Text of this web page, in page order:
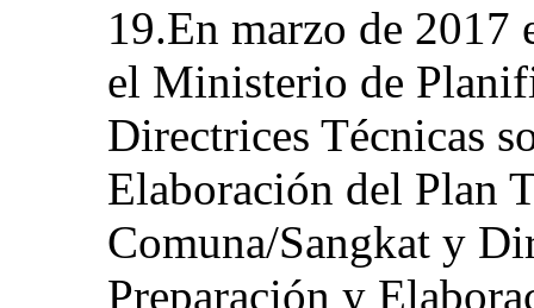
19.En marzo de
el Ministerio de
Directrices Técnicas
Elaboración del Plan
Comuna/Sangkat y
Preparación y